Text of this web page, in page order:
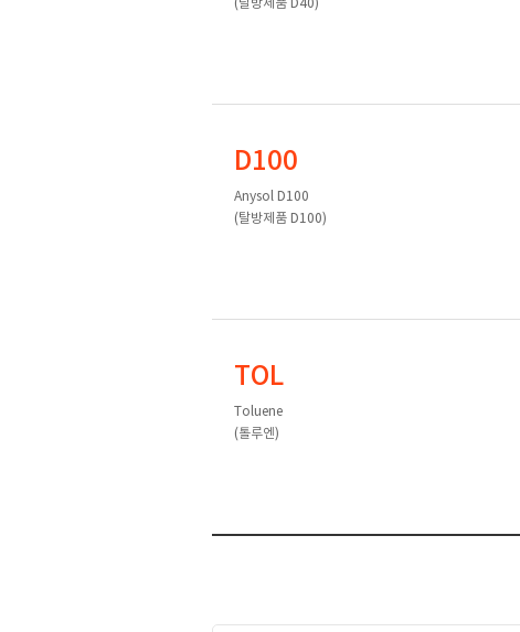
(탈방제품 D40)
D100
Anysol D100
(탈방제품 D100)
TOL
Toluene
(톨루엔)